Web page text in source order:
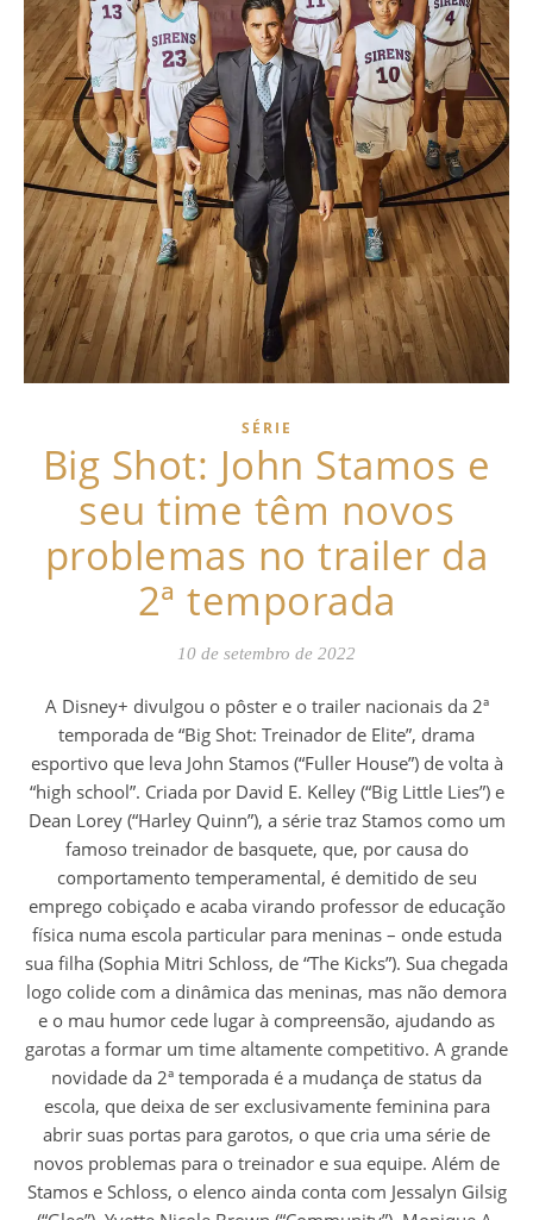
SÉRIE
Big Shot: John Stamos e
seu time têm novos
problemas no trailer da
2ª temporada
10 de setembro de 2022
A Disney+ divulgou o pôster e o trailer nacionais da 2ª
temporada de “Big Shot: Treinador de Elite”, drama
esportivo que leva John Stamos (“Fuller House”) de volta à
“high school”. Criada por David E. Kelley (“Big Little Lies”) e
Dean Lorey (“Harley Quinn”), a série traz Stamos como um
famoso treinador de basquete, que, por causa do
comportamento temperamental, é demitido de seu
emprego cobiçado e acaba virando professor de educação
física numa escola particular para meninas – onde estuda
sua filha (Sophia Mitri Schloss, de “The Kicks”). Sua chegada
logo colide com a dinâmica das meninas, mas não demora
e o mau humor cede lugar à compreensão, ajudando as
garotas a formar um time altamente competitivo. A grande
novidade da 2ª temporada é a mudança de status da
escola, que deixa de ser exclusivamente feminina para
abrir suas portas para garotos, o que cria uma série de
novos problemas para o treinador e sua equipe. Além de
Stamos e Schloss, o elenco ainda conta com Jessalyn Gilsig